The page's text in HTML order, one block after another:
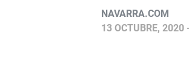
NAVARRA.COM
13 OCTUBRE, 2020